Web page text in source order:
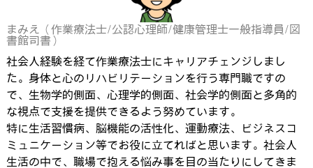
まみえ（作業療法士/公認心理師/健康管理士一般指導員/図
書館司書）
社会人経験を経て作業療法士にキャリアチェンジしまし
た。身体と心のリハビリテーションを行う専門職ですの
で、生物学的側面、心理学的側面、社会学的側面と多角的
な視点で支援を提供できるよう努めています。
特に生活習慣病、脳機能の活性化、運動療法、ビジネスコ
ミュニケーション等でお役に立てればと思います。社会人
生活の中で、職場で抱える悩み事を目の当たりにしてきま